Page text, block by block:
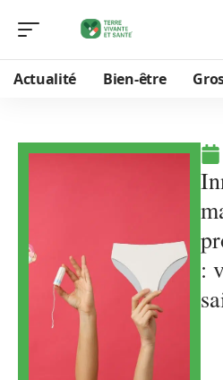
Actualité Bien-être
: